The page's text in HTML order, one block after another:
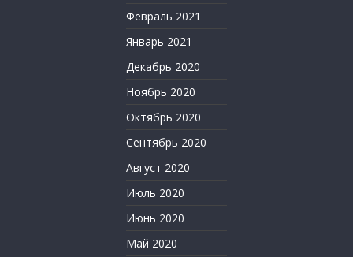
Февраль 2021
Январь 2021
Декабрь 2020
Ноябрь 2020
Октябрь 2020
Сентябрь 2020
Август 2020
Июль 2020
Июнь 2020
Май 2020